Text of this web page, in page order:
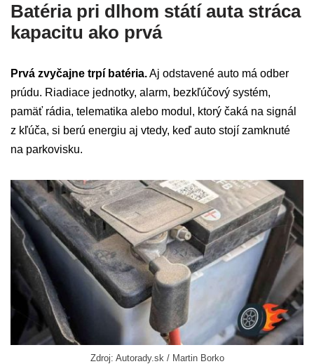
Batéria pri dlhom státí auta stráca
kapacitu ako prvá
Prvá zvyčajne trpí batéria.Aj odstavené auto má odber
prúdu. Riadiace jednotky, alarm, bezkľúčový systém,
pamäť rádia, telematika alebo modul, ktorý čaká na signál
z kľúča, si berú energiu aj vtedy, keď auto stojí zamknuté
na parkovisku.
Zdroj: Autorady.sk / Martin Borko